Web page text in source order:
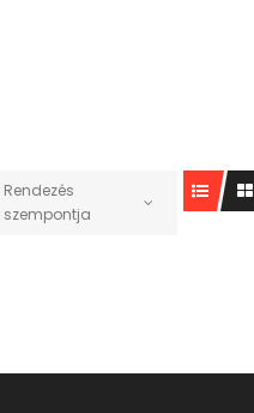
Rendezés
szempontja